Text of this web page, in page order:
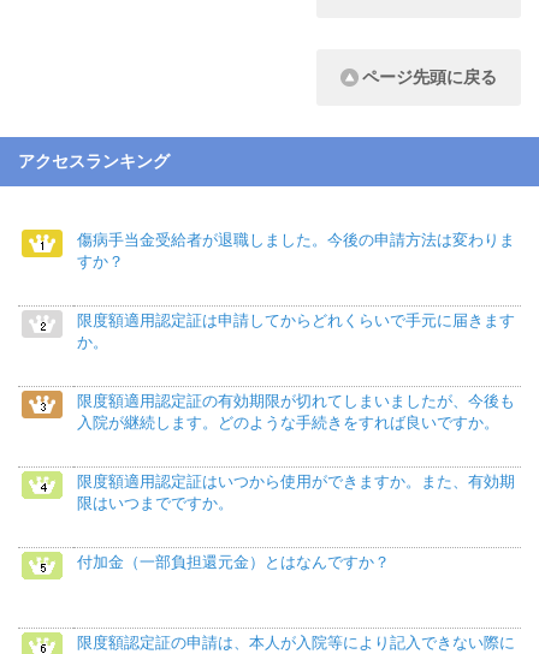
ページ先頭に戻る
アクセスランキング
傷病手当金受給者が退職しました。今後の申請方法は変わりま
すか？
限度額適用認定証は申請してからどれくらいで手元に届きます
か。
限度額適用認定証の有効期限が切れてしまいましたが、今後も
入院が継続します。どのような手続きをすれば良いですか。
限度額適用認定証はいつから使用ができますか。また、有効期
限はいつまでですか。
付加金（一部負担還元金）とはなんですか？
限度額認定証の申請は、本人が入院等により記入できない際に